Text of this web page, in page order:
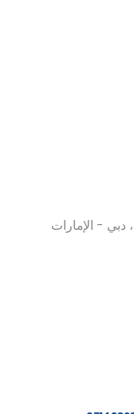
، دبي - الإمارات